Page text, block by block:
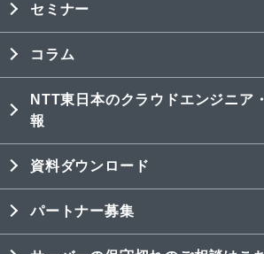
セミナー
コラム
NTT東日本のクラウドエンジニア
報
資料ダウンロード
パートナー募集